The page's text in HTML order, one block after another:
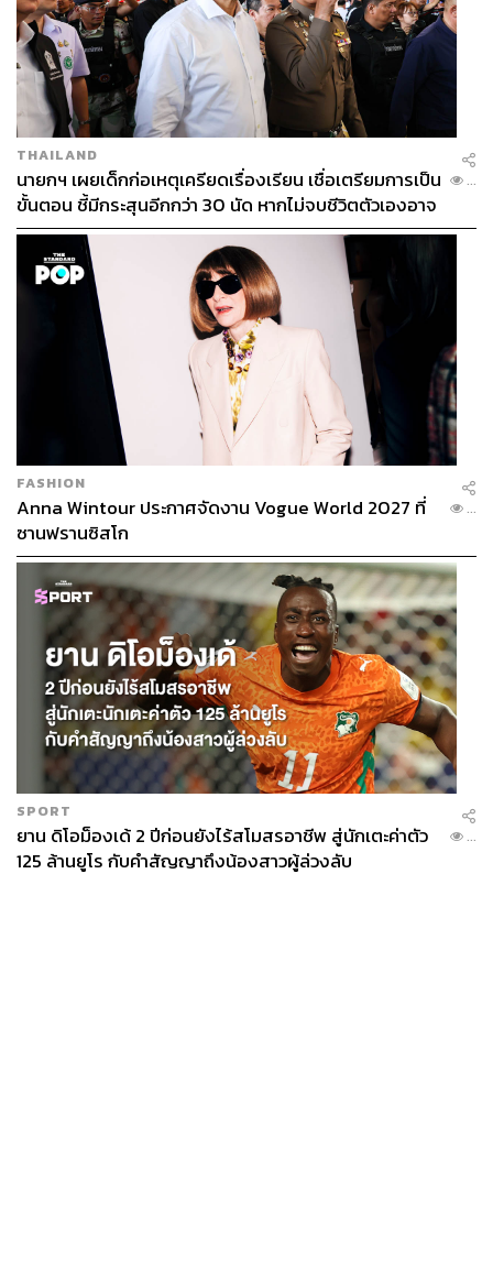
THAILAND
นายกฯ เผยเด็กก่อเหตุเครียดเรื่องเรียน เชื่อเตรียมการเป็น
ขั้นตอน ชี้มีกระสุนอีกกว่า 30 นัด หากไม่จบชีวิตตัวเองอาจ
สูญเสียเพิ่ม
...
FASHION
Anna Wintour ประกาศจัดงาน Vogue World 2027 ที่
ซานฟรานซิสโก
...
SPORT
ยาน ดิโอม็องเด้ 2 ปีก่อนยังไร้สโมสรอาชีพ สู่นักเตะค่าตัว
125 ล้านยูโร กับคำสัญญาถึงน้องสาวผู้ล่วงลับ
...